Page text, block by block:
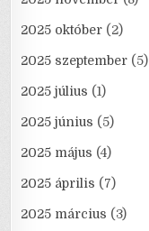
2025 október (2)
2025 szeptember (5)
2025 július (1)
2025 június (5)
2025 május (4)
2025 április (7)
2025 március (3)